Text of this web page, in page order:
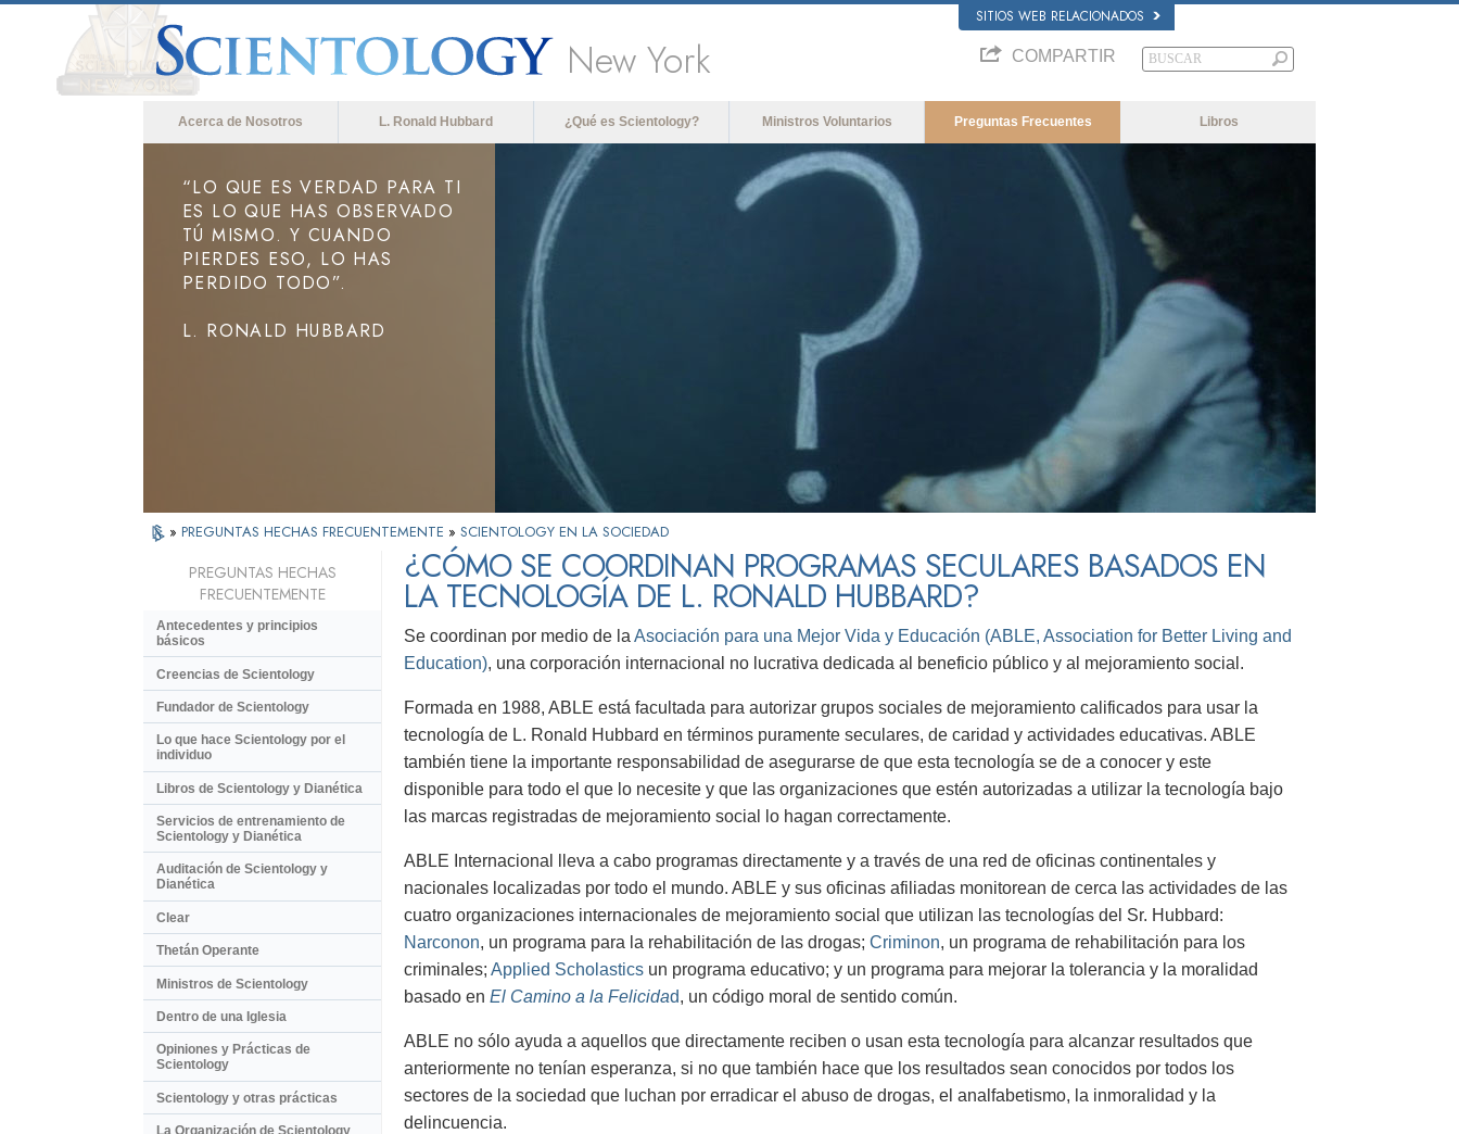
SITIOS WEB RELACIONADOS
New York COMPARTIR
Acerca de Nosotros L. Ronald Hubbard ¿Qué es Scientology? Ministros Voluntarios Preguntas Frecuentes Libros
“LO QUE ES VERDAD PARA TI
ES LO QUE HAS OBSERVADO
TÚ MISMO. Y CUANDO
PIERDES ESO, LO HAS
PERDIDO TODO”.
L. RONALD HUBBARD
» PREGUNTAS HECHAS FRECUENTEMENTE » SCIENTOLOGY EN LA SOCIEDAD
¿CÓMO SE COORDINAN PROGRAMAS SECULARES BASADOS EN
LA TECNOLOGÍA DE L. RONALD HUBBARD?
Se coordinan por medio de la Asociación para una Mejor Vida y Educación (ABLE, Association for Better Living and
Education), una corporación internacional no lucrativa dedicada al beneficio público y al mejoramiento social.
Formada en 1988, ABLE está facultada para autorizar grupos sociales de mejoramiento calificados para usar la
tecnología de L. Ronald Hubbard en términos puramente seculares, de caridad y actividades educativas. ABLE
también tiene la importante responsabilidad de asegurarse de que esta tecnología se de a conocer y este
disponible para todo el que lo necesite y que las organizaciones que estén autorizadas a utilizar la tecnología bajo
las marcas registradas de mejoramiento social lo hagan correctamente.
ABLE Internacional lleva a cabo programas directamente y a través de una red de oficinas continentales y
nacionales localizadas por todo el mundo. ABLE y sus oficinas afiliadas monitorean de cerca las actividades de las
cuatro organizaciones internacionales de mejoramiento social que utilizan las tecnologías del Sr. Hubbard:
Narconon, un programa para la rehabilitación de las drogas; Criminon, un programa de rehabilitación para los
criminales; Applied Scholastics un programa educativo; y un programa para mejorar la tolerancia y la moralidad
basado en El Camino a la Felicidad, un código moral de sentido común.
ABLE no sólo ayuda a aquellos que directamente reciben o usan esta tecnología para alcanzar resultados que
anteriormente no tenían esperanza, si no que también hace que los resultados sean conocidos por todos los
sectores de la sociedad que luchan por erradicar el abuso de drogas, el analfabetismo, la inmoralidad y la
delincuencia.
PREGUNTAS HECHAS
FRECUENTEMENTE
Antecedentes y principios
básicos
Creencias de Scientology
Fundador de Scientology
Lo que hace Scientology por el
individuo
Libros de Scientology y Dianética
Servicios de entrenamiento de
Scientology y Dianética
Auditación de Scientology y
Dianética
Clear
Thetán Operante
Ministros de Scientology
Dentro de una Iglesia
Opiniones y Prácticas de
Scientology
Scientology y otras prácticas
La Organización de Scientology